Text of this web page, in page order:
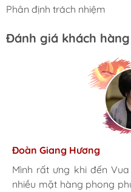
Phân định trách nhiệm
Đánh giá khách hàng
Hương Suri
Mình rất ưng khi đến
nhiều mặt hàng phong
Đoàn Giang Hương
Mình rất ưng khi đến
nhiều mặt hàng phong
Ngọc Anh
Mình rất ưng khi đến
nhiều mặt hàng phong